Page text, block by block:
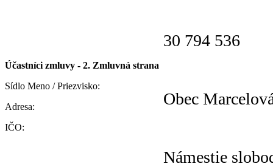
30 794 536
Účastníci zmluvy - 2. Zmluvná strana
Sídlo Meno / Priezvisko:
Adresa:
IČO:
Obec
Námestie